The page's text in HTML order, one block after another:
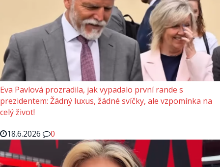
Eva Pavlová prozradila, jak vypadalo první rande s
prezidentem: Žádný luxus, žádné svíčky, ale vzpomínka na
celý život!
18.6.2026
0